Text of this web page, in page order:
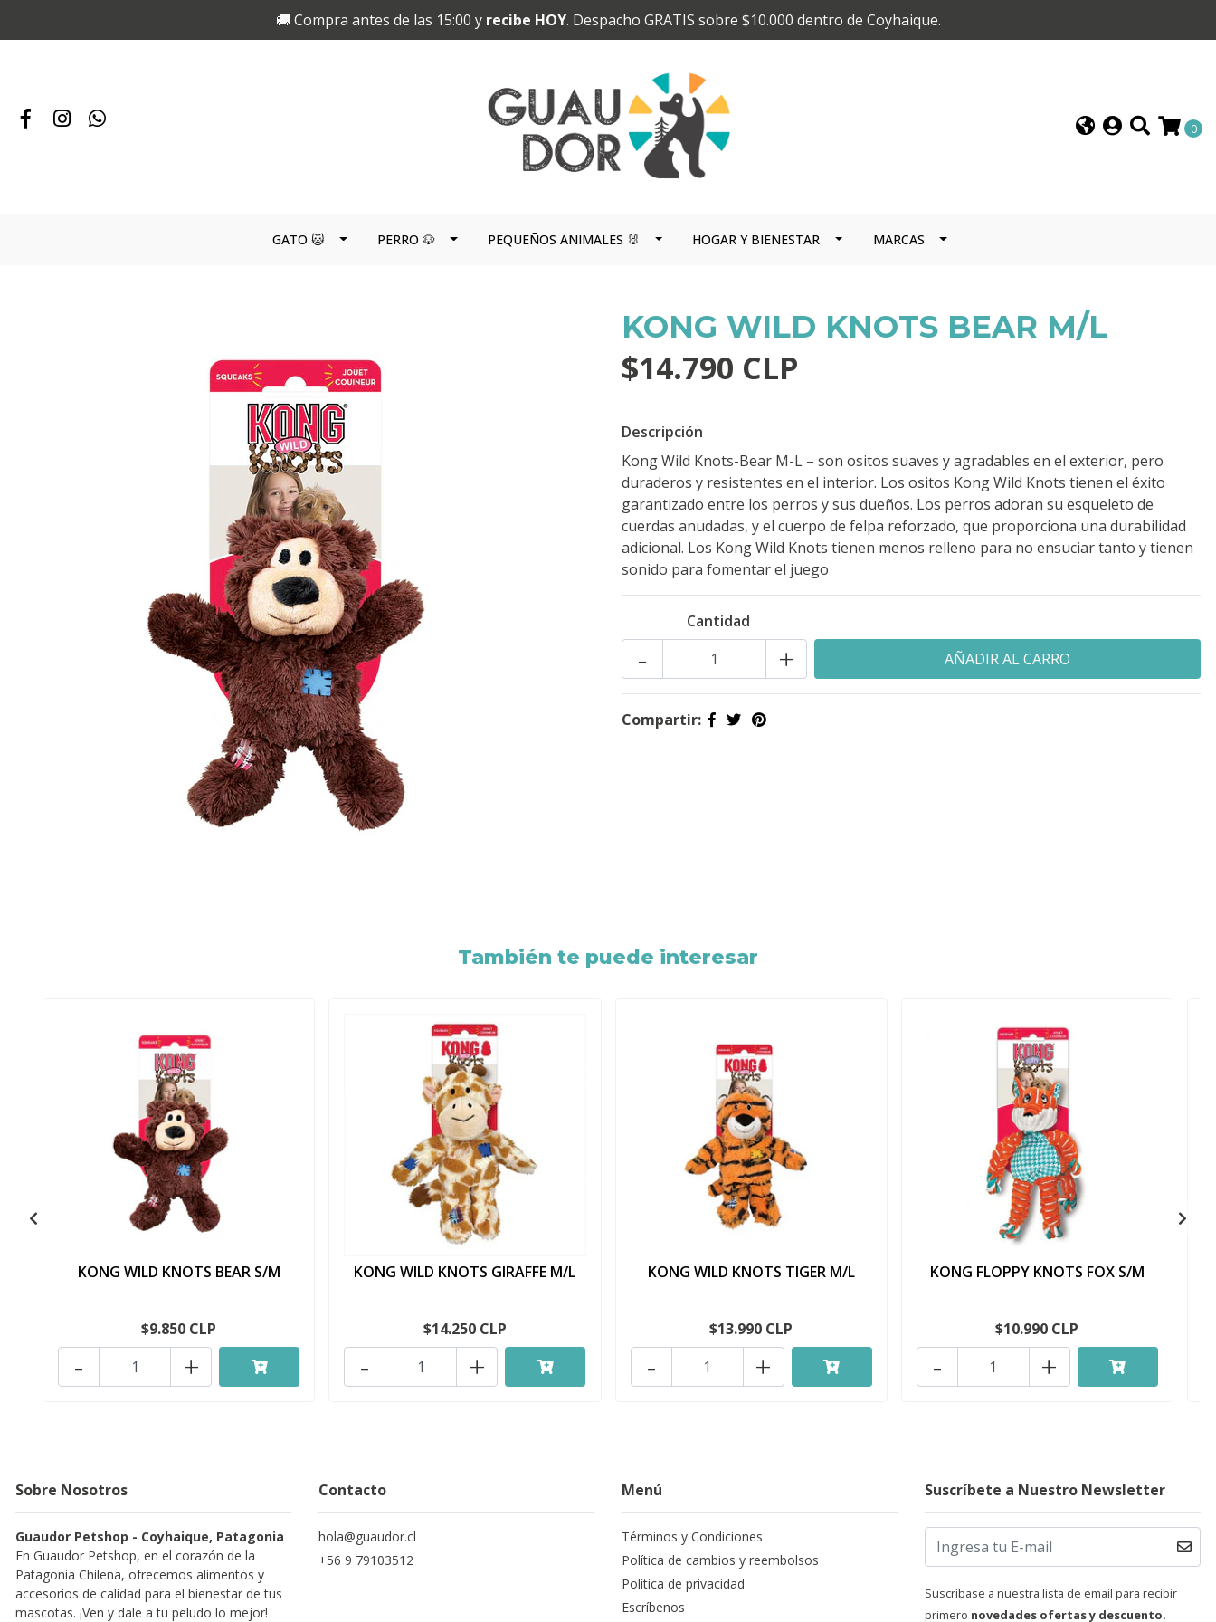
🚚 Compra antes de las 15:00 y recibe HOY. Despacho GRATIS sobre $10.000 dentro de Coyhaique.
0
GATO 🐱 PERRO 🐶 PEQUEÑOS ANIMALES 🐰 HOGAR Y BIENESTAR MARCAS
KONG WILD KNOTS BEAR M/L
$14.790 CLP
Descripción
Kong Wild Knots-Bear M-L – son ositos suaves y agradables en el exterior, pero
duraderos y resistentes en el interior. Los ositos Kong Wild Knots tienen el éxito
garantizado entre los perros y sus dueños. Los perros adoran su esqueleto de
cuerdas anudadas, y el cuerpo de felpa reforzado, que proporciona una durabilidad
adicional. Los Kong Wild Knots tienen menos relleno para no ensuciar tanto y tienen
sonido para fomentar el juego
Cantidad
+
-
Compartir:
También te puede interesar
KONG WILD KNOTS BEAR S/M
$9.850 CLP
+
-
KONG WILD KNOTS GIRAFFE M/L
$14.250 CLP
+
-
KONG WILD KNOTS TIGER M/L
$13.990 CLP
+
-
KONG FLOPPY KNOTS FOX S/M
$10.990 CLP
+
-
Sobre Nosotros
Guaudor Petshop - Coyhaique, Patagonia
En Guaudor Petshop, en el corazón de la
Patagonia Chilena, ofrecemos alimentos y
accesorios de calidad para el bienestar de tus
mascotas. ¡Ven y dale a tu peludo lo mejor!
Contacto
hola@guaudor.cl
+56 9 79103512
Menú
Términos y Condiciones
Política de cambios y reembolsos
Política de privacidad
Escríbenos
Suscríbete a Nuestro Newsletter
Suscríbase a nuestra lista de email para recibir
primero novedades ofertas y descuento.